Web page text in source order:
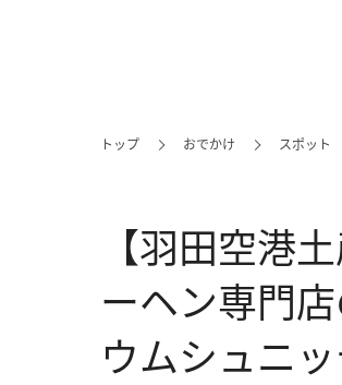
トップ おでかけ スポット
【羽田空港
ーヘン専門
ウムシュニッ